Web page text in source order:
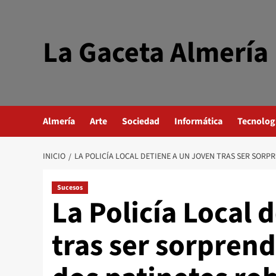
La Gaceta Almería
Almería Arte Sociedad Informática
INICIO LA POLICÍA LOCAL DETIENE A UN JOVEN TRAS SER
Sucesos
La Policía Local
tras ser